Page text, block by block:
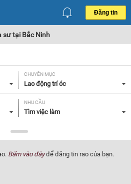
Đăng tin
sư tại Bắc Ninh
CHUYÊN MỤC
Lao động trí óc
NHU CẦU
Tìm việc làm
Bấm vào đâyđể đăng tin rao của bạn.